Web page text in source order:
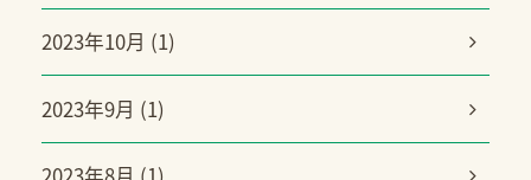
2023年10月 (1)
2023年9月 (1)